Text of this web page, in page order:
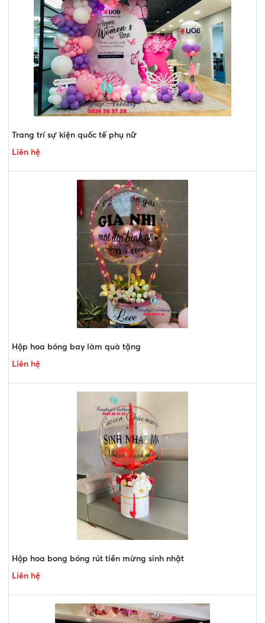
Trang trí sự kiện quốc tế phụ nữ
Liên hệ
Hộp hoa bóng bay làm quà tặng
Liên hệ
Hộp hoa bong bóng rút tiền mừng sinh nhật
Liên hệ